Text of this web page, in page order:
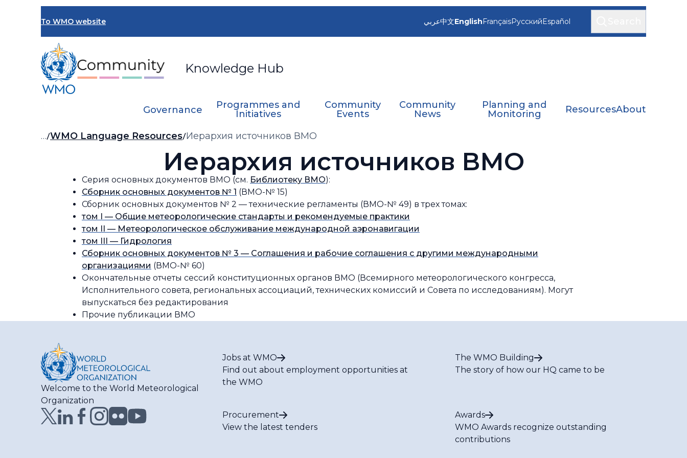
To WMO website
Knowledge Hub
عربي中文EnglishFrançaisРусскийEspañol
Governance
Programmes and
Initiatives
Community
Events
Community
News
Planning and
Monitoring
ResourcesAbout
Breadcrumb
… WMO Language Resources Иерархия источников ВМО
Иерархия источников ВМО
Серия основных документов ВМО (см. Библиотеку ВМО):
Сборник основных документов № 1 (ВМО-№ 15)
Сборник основных документов № 2 — технические регламенты (ВМО-№ 49) в трех томах:
том I — Общие метеорологические стандарты и рекомендуемые практики
том II — Метеорологическое обслуживание международной аэронавигации
том III — Гидрология
Сборник основных документов № 3 — Соглашения и рабочие соглашения с другими международными
организациями (ВМО-№ 60)
Окончательные отчеты сессий конституционных органов ВМО (Всемирного метеорологического конгресса,
Исполнительного совета, региональных ассоциаций, технических комиссий и Совета по исследованиям). Могут
выпускаться без редактирования
Прочие публикации ВМО
Welcome to the World Meteorological
Organization
Jobs at WMO
Find out about employment opportunities at
the WMO
The WMO Building
The story of how our HQ came to be
Procurement
View the latest tenders
Awards
WMO Awards recognize outstanding
contributions